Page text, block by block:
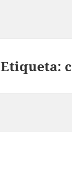
Etiqueta: